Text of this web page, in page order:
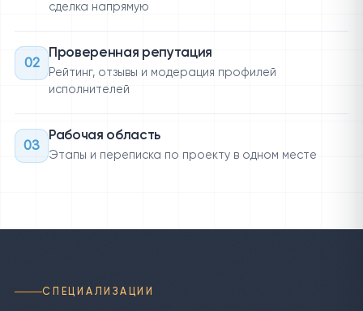
сделка напрямую
02
Проверенная репутация
Рейтинг, отзывы и модерация профилей
исполнителей
03
Рабочая область
Этапы и переписка по проекту в одном месте
СПЕЦИАЛИЗАЦИИ